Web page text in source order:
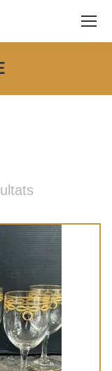
ici :